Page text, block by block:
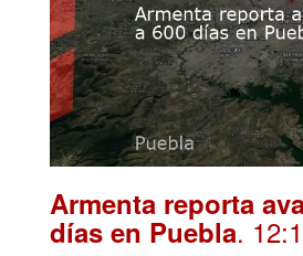
Armenta reporta
días en Puebla.